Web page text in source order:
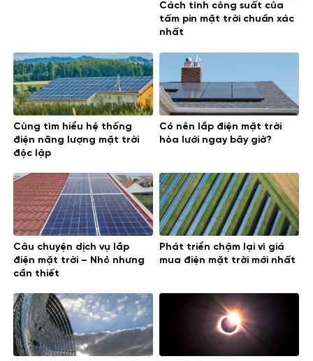
Cách tính công suất của
tấm pin mặt trời chuẩn xác
nhất
Cùng tìm hiểu hệ thống
điện năng lượng mặt trời
độc lập
Có nên lắp điện mặt trời
hòa lưới ngay bây giờ?
Câu chuyện dịch vụ lắp
điện mặt trời – Nhỏ nhưng
cần thiết
Phát triển chậm lại vì giá
mua điện mặt trời mới nhất